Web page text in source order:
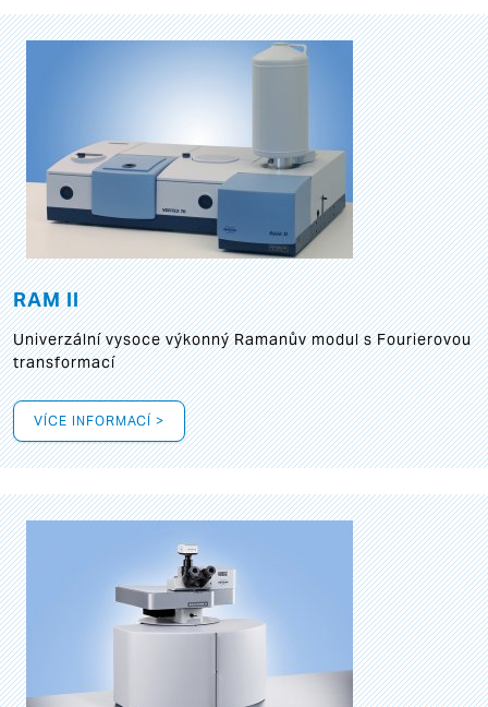
RAM II
Univerzální vysoce výkonný Ramanův modul s Fourierovou
transformací
VÍCE INFORMACÍ >